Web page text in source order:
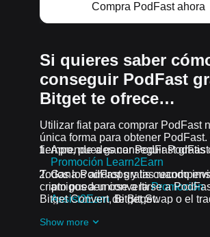
Compra PodFast ahora
Si quieres saber
conseguir PodFast
Bitget te ofrece…
Utilizar fiat para comprar PodFast
única forma para obtener PodFast.
tiempo, puedes conseguir PodFast
Aprende a ganar PodFast gratis
Promoción Learn2Earn
Gana PodFast gratis cuando
amigos a unirse a laPromoción
Assist2Earnde Bitget.
uniéndote a los
Todos los airdrops y las
cripto pueden convertirse a
Bitget Convert, Bitget Swap o el
Show more